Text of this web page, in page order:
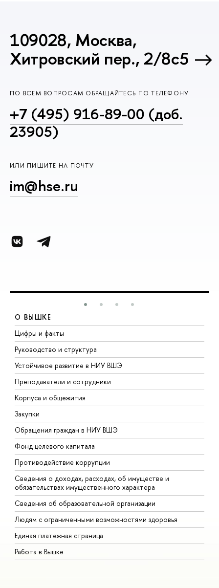
109028, Москва,
Хитровский пер., 2/8с5
ПО ВСЕМ ВОПРОСАМ ОБРАЩАЙТЕСЬ ПО ТЕЛЕФОНУ
+7 (495) 916-89-00 (доб.
23905)
ИЛИ ПИШИТЕ НА ПОЧТУ
im@hse.ru
О ВЫШКЕ
Цифры и факты
Руководство и структура
Устойчивое развитие в НИУ ВШЭ
Преподаватели и сотрудники
Корпуса и общежития
Закупки
Обращения граждан в НИУ ВШЭ
Фонд целевого капитала
Противодействие коррупции
Сведения о доходах, расходах, об имуществе и
обязательствах имущественного характера
Сведения об образовательной организации
Людям с ограниченными возможностями здоровья
Единая платежная страница
Работа в Вышке